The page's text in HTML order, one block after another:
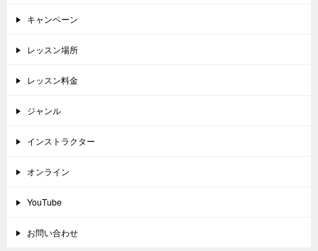
キャンペーン
レッスン場所
レッスン料金
ジャンル
インストラクター
オンライン
YouTube
お問い合わせ